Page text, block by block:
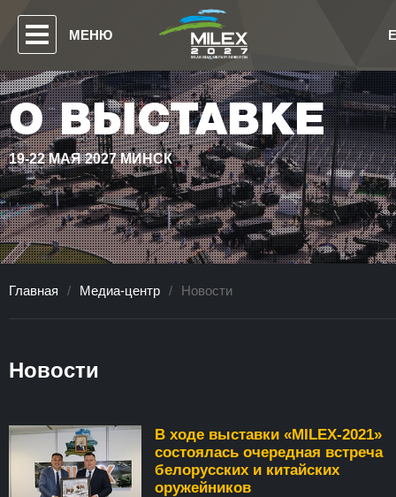
МЕНЮ
О ВЫСТАВКЕ
19-22 МАЯ 2027 МИНСК
Главная / Медиа-центр / Новости
Новости
В ходе выставки «MILEX-2021»
состоялась очередная встреча
белорусских и китайских
оружейников